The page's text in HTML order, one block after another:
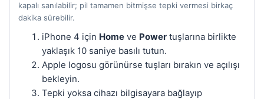
kapalı sanılabilir; pil tamamen bitmişse tepki vermesi birkaç
dakika sürebilir.
iPhone 4 için Home ve Power tuşlarına birlikte
yaklaşık 10 saniye basılı tutun.
Apple logosu görünürse tuşları bırakın ve açılışı
bekleyin.
Tepki yoksa cihazı bilgisayara bağlayıp